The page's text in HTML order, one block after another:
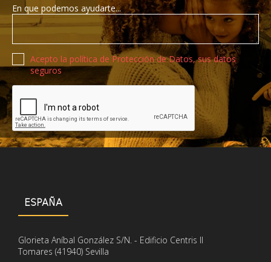
En que podemos ayudarte...
Política de privacidad
Acepto la política de Protección de Datos, sus datos
seguros
Recaptcha de Google
ESPAÑA
Glorieta Aníbal González S/N. - Edificio Centris II
Tomares (41940) Sevilla